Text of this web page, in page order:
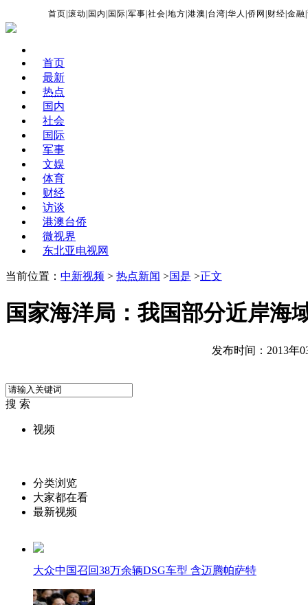
首页 |滚动 国内 国际 |军事 |社会 |地方 |港澳 台湾 |华人 |侨网 财经 |金融 |
首页
最新
热点
国内
社会
国际
军事
文娱
体育
财经
访谈
港澳台侨
微视界
东北亚电视网
当前位置： 中新视频 > 热点新闻 >国是 >正文
国家海洋局：我国部分近岸海
发布时间：2013年
搜 索
视频
分类浏览
大家都在看
最新视频
大众中国召回38万余辆DSG车型 含迈腾帕萨特